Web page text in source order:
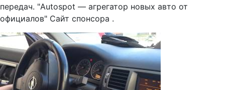
передач. "Autospot — агрегатор новых авто от
официалов" Сайт спонсора .